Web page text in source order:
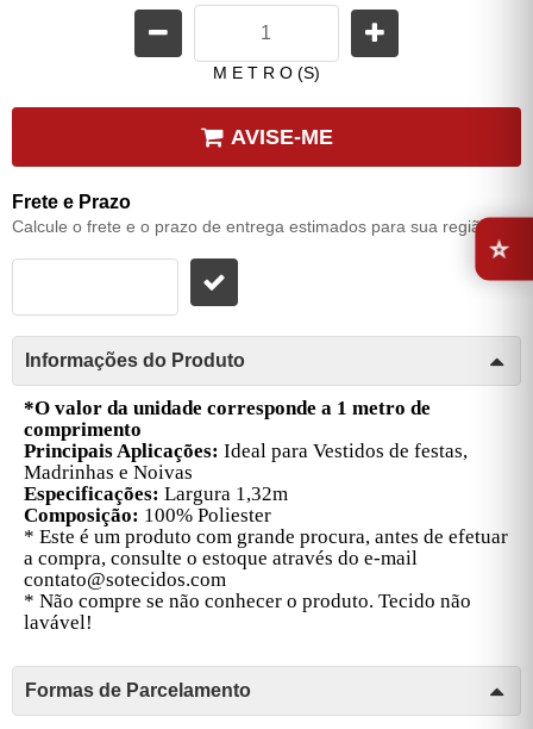
M E T R O (S)
AVISE-ME
Frete e Prazo
Calcule o frete e o prazo de entrega estimados para sua região:
Informações do Produto
*O valor da unidade corresponde a 1 metro de
comprimento
Principais Aplicações: Ideal para Vestidos de festas,
Madrinhas e Noivas
Especificações: Largura 1,32m
Composição: 100% Poliester
* Este é um produto com grande procura, antes de efetuar
a compra, consulte o estoque através do e-mail
contato@sotecidos.com
* Não compre se não conhecer o produto. Tecido não
lavável!
Formas de Parcelamento
⭐